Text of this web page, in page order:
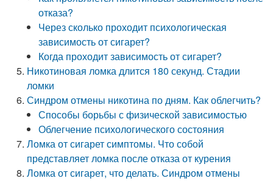
отказа?
Через сколько проходит психологическая
зависимость от сигарет?
Когда проходит зависимость от сигарет?
Никотиновая ломка длится 180 секунд. Стадии
ломки
Синдром отмены никотина по дням. Как облегчить?
Способы борьбы с физической зависимостью
Облегчение психологического состояния
Ломка от сигарет симптомы. Что собой
представляет ломка после отказа от курения
Ломка от сигарет, что делать. Синдром отмены